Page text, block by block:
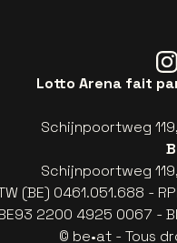
Lotto Arena fait
Schijnpoortweg
Schijnpoortweg
(BE) 0461.051.688 -
2200 4925 0067 -
© be•at - Tous